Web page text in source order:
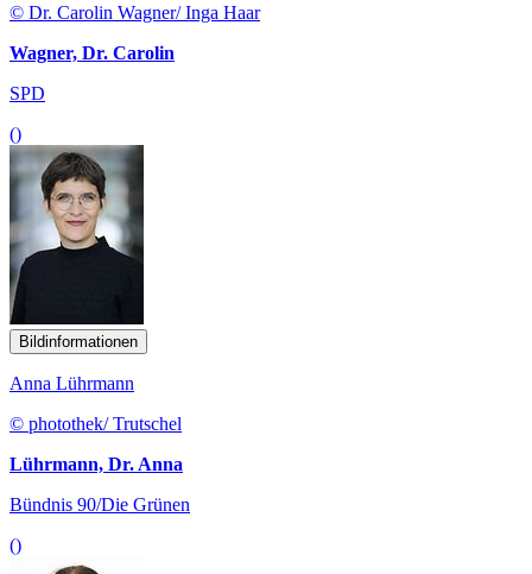
© Dr. Carolin Wagner/ Inga Haar
Wagner, Dr. Carolin
SPD
()
Bildinformationen
Anna Lührmann
© photothek/ Trutschel
Lührmann, Dr. Anna
Bündnis 90/Die Grünen
()